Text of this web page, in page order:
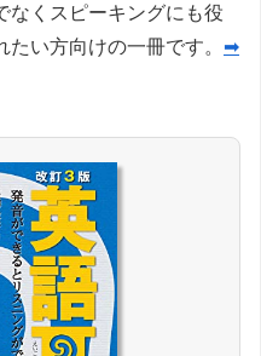
なくスピーキングにも役
い方向けの一冊です。 ➡